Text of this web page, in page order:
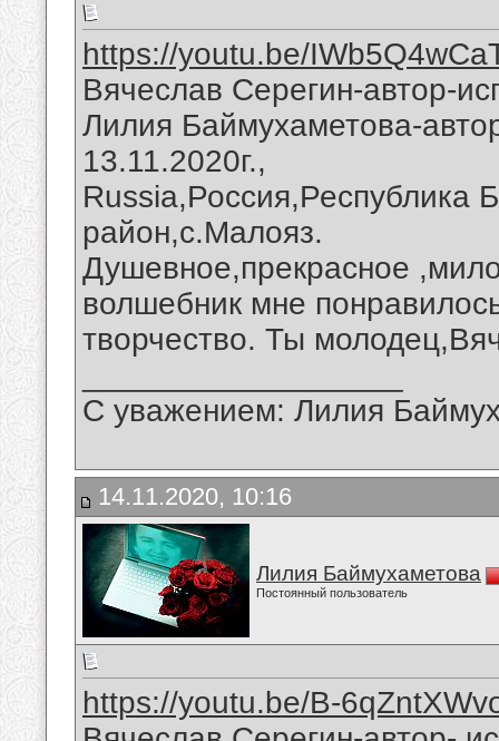
https://youtu.be/
Вячеслав Серегин-автор-
Лилия Баймухаметова-
13.11.2020г.,
Russia,Россия,Республика
район,с.Малояз.
Душевное,прекрасное
волшебник мне
творчество. Ты
С уважением: Лилия
14.11.2020, 10:16
Лилия Баймухаметова
Постоянный пользователь
https://youtu.be/B-